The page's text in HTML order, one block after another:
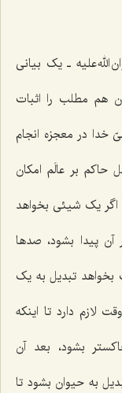
الله علیه ـ یک بیانی
هم مطلب را اثبات
خدا در معجزه انجام
بر عالَم امکان
اگر یک شیئی بخواهد
پیدا بشود، صدها
تبدیل به یک
لازم دارد تا اینکه
بشود، بعد آن
به حیوان بشود تا